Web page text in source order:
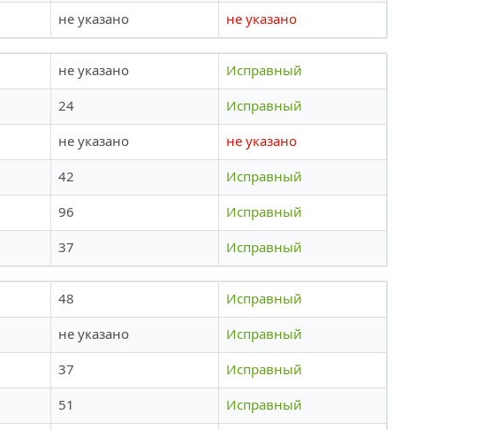
не указано не указано
не указано
Исправный
24
Исправный
не указано
не указано
42
Исправный
96
Исправный
37 Исправный
48
Исправный
не указано
Исправный
37
Исправный
51
Исправный